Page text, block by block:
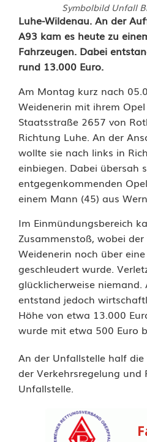
Symbolbild Unfall
1
3
.
0
0
0
E
u
o
S
a
c
h
s
c
h
Luhe-Wildenau. An der
A93 kam es heute zu
Fahrzeugen. Dabei
rund 13.000 Euro.
Am Montag kurz nach
Weidenerin mit ihrem
Staatsstraße 2657 von
Richtung Luhe. An der
wollte sie nach links in
einbiegen. Dabei übersah
entgegenkommenden
einem Mann (45) aus
Im Einmündungsbereich
Zusammenstoß, wobei
Weidenerin noch über
geschleudert wurde.
glücklicherweise niemand.
entstand jedoch
Höhe von etwa 13.000
wurde mit etwa 500 Euro
An der Unfallstelle half die
der Verkehrsregelung und
Unfallstelle.